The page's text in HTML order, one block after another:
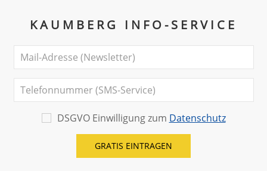
KAUMBERG INFO-SERVICE
DSGVO Einwilligung zum Datenschutz